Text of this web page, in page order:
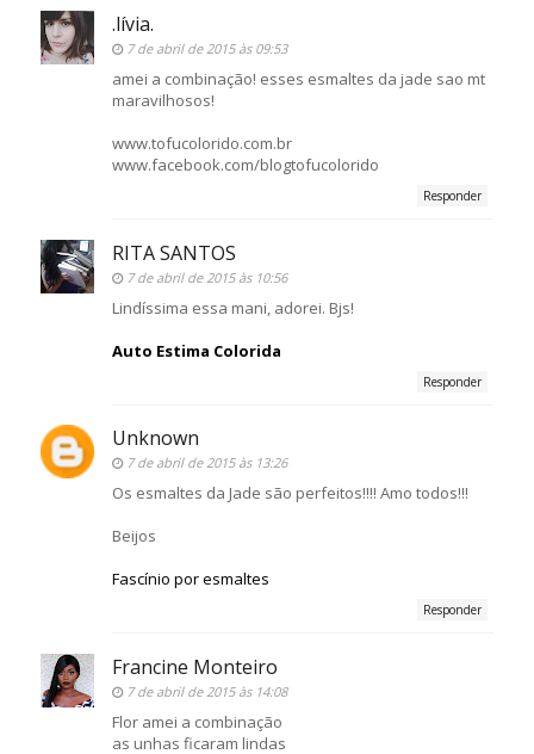
.lívia.
7 de abril de 2015 às 09:53
amei a combinação! esses esmaltes da jade sao mt
maravilhosos!
www.tofucolorido.com.br
www.facebook.com/blogtofucolorido
Responder
RITA SANTOS
7 de abril de 2015 às 10:56
Lindíssima essa mani, adorei. Bjs!
Auto Estima Colorida
Responder
Unknown
7 de abril de 2015 às 13:26
Os esmaltes da Jade são perfeitos!!!! Amo todos!!!
Beijos
Fascínio por esmaltes
Responder
Francine Monteiro
7 de abril de 2015 às 14:08
Flor amei a combinação
as unhas ficaram lindas